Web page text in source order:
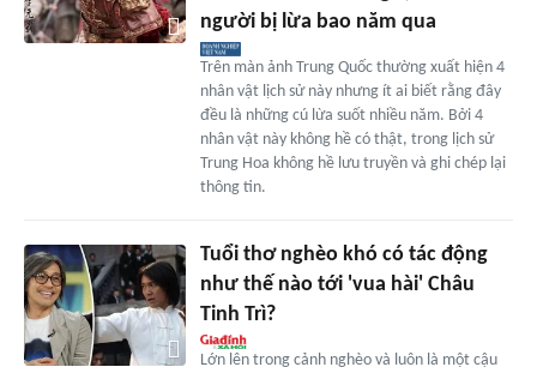
người bị lừa bao năm qua
Trên màn ảnh Trung Quốc thường xuất hiện 4
nhân vật lịch sử này nhưng ít ai biết rằng đây
đều là những cú lừa suốt nhiều năm. Bởi 4
nhân vật này không hề có thật, trong lịch sử
Trung Hoa không hề lưu truyền và ghi chép lại
thông tin.
Tuổi thơ nghèo khó có tác động
như thế nào tới 'vua hài' Châu
Tinh Trì?
Lớn lên trong cảnh nghèo và luôn là một cậu